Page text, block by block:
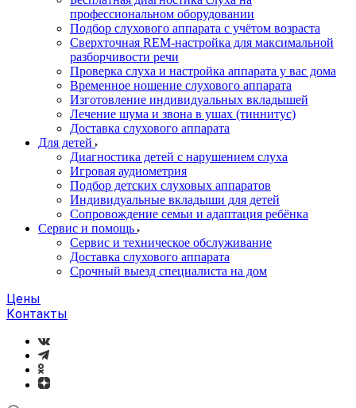
профессиональном оборудовании
Подбор слухового аппарата с учётом возраста
Сверхточная REM-настройка для максимальной
разборчивости речи
Проверка слуха и настройка аппарата у вас дома
Временное ношение слухового аппарата
Изготовление индивидуальных вкладышей
Лечение шума и звона в ушах (тиннитус)
Доставка слухового аппарата
Для детей
Диагностика детей с нарушением слуха
Игровая аудиометрия
Подбор детских слуховых аппаратов
Индивидуальные вкладыши для детей
Сопровождение семьи и адаптация ребёнка
Сервис и помощь
Сервис и техническое обслуживание
Доставка слухового аппарата
Срочный выезд специалиста на дом
Цены
Контакты